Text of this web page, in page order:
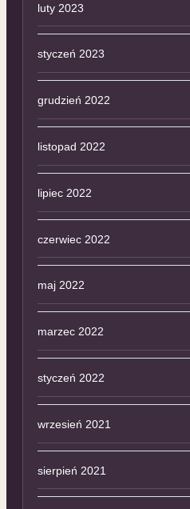
luty 2023
styczeń 2023
grudzień 2022
listopad 2022
lipiec 2022
czerwiec 2022
maj 2022
marzec 2022
styczeń 2022
wrzesień 2021
sierpień 2021